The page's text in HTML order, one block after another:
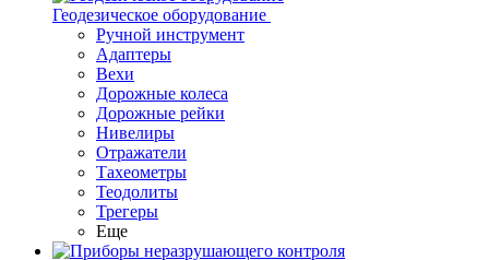
Геодезическое оборудование
Ручной инструмент
Адаптеры
Вехи
Дорожные колеса
Дорожные рейки
Нивелиры
Отражатели
Тахеометры
Теодолиты
Трегеры
Еще